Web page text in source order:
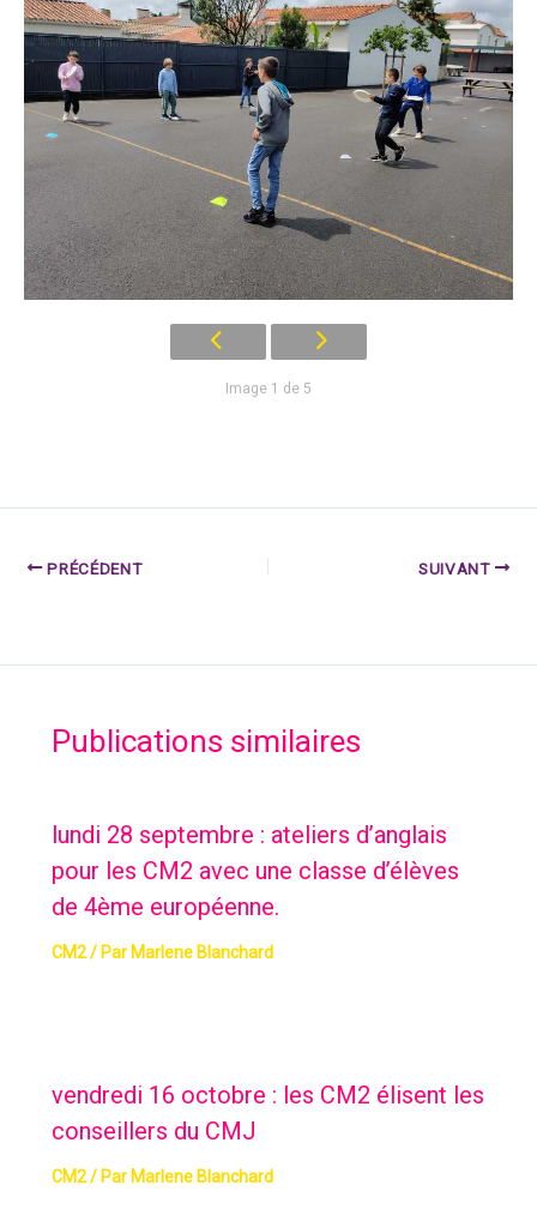
Image 1 de 5
PRÉCÉDENT SUIVANT
Publications similaires
lundi 28 septembre : ateliers d’anglais
pour les CM2 avec une classe d’élèves
de 4ème européenne.
CM2/ Par Marlene Blanchard
vendredi 16 octobre : les CM2 élisent les
conseillers du CMJ
CM2/ Par Marlene Blanchard